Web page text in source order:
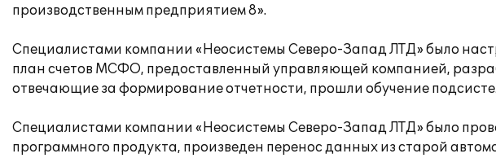
производственным предприятием 8».
Специалистами компании «Неосистемы Северо-Запад ЛТД» было
план счетов МСФО, предоставленный управляющей компанией,
отвечающие за формирование отчетности, прошли обучение
Специалистами компании «Неосистемы Северо-Запад ЛТД» было
программного продукта, произведен перенос данных из старой